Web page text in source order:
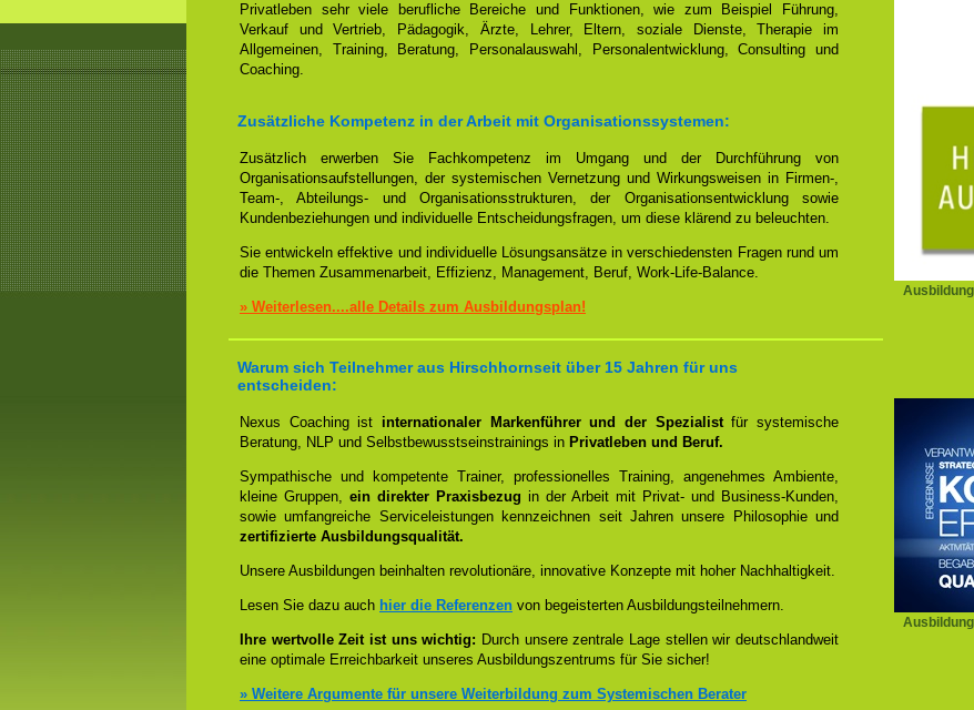
Privatleben sehr viele berufliche Bereiche und Funktionen, wie zum Beispiel Führung,
Verkauf und Vertrieb, Pädagogik, Ärzte, Lehrer, Eltern, soziale Dienste, Therapie im
Allgemeinen, Training, Beratung, Personalauswahl, Personalentwicklung, Consulting und
Coaching.
Zusätzliche Kompetenz in der Arbeit mit Organisationssystemen:
Zusätzlich erwerben Sie Fachkompetenz im Umgang und der Durchführung von
Organisationsaufstellungen, der systemischen Vernetzung und Wirkungsweisen in Firmen-,
Team-, Abteilungs- und Organisationsstrukturen, der Organisationsentwicklung sowie
Kundenbeziehungen und individuelle Entscheidungsfragen, um diese klärend zu beleuchten.
Sie entwickeln effektive und individuelle Lösungsansätze in verschiedensten Fragen rund um
die Themen Zusammenarbeit, Effizienz, Management, Beruf, Work-Life-Balance.
» Weiterlesen....alle Details zum Ausbildungsplan!
Warum sich Teilnehmer aus Hirschhornseit über 15 Jahren für uns
entscheiden:
Nexus Coaching ist internationaler Markenführer und der Spezialistfür systemische
Beratung, NLP und Selbstbewusstseinstrainings in Privatleben und Beruf.
Sympathische und kompetente Trainer, professionelles Training, angenehmes Ambiente,
kleine Gruppen, ein direkter Praxisbezug in der Arbeit mit Privat- und Business-Kunden,
sowie umfangreiche Serviceleistungen kennzeichnen seit Jahren unsere Philosophie und
zertifizierte Ausbildungsqualität.
Unsere Ausbildungen beinhalten revolutionäre, innovative Konzepte mit hoher Nachhaltigkeit.
Lesen Sie dazu auch hier die Referenzen von begeisterten Ausbildungsteilnehmern.
Ihre wertvolle Zeit ist uns wichtig: Durch unsere zentrale Lage stellen wir deutschlandweit
eine optimale Erreichbarkeit unseres Ausbildungszentrums für Sie sicher!
» Weitere Argumente für unsere Weiterbildung zum Systemischen Berater